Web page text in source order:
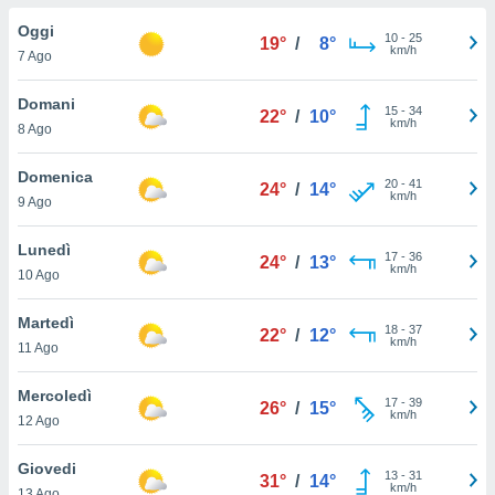
al sito
nostri
ci
di
un
la
di esso.
nella
Oggi
7 Ago
19° / 8° 10- 25
km/h
Domani
8 Ago
22° / 10° 15- 34
km/h
Domenica
9 Ago
24° / 14° 20- 41
km/h
Lunedì
10 Ago
24° / 13° 17- 36
km/h
Martedì
11 Ago
22° / 12° 18- 37
km/h
Mercoledì
12 Ago
26° / 15° 17- 39
km/h
Giovedi
31° / 14° 13- 31
km/h